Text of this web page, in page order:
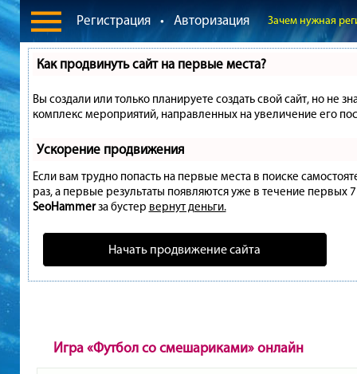
Регистрация • Авторизация Зачем нужная
Как продвинуть сайт на первые места?
Вы создали или только планируете создать свой сайт, но не
комплекс мероприятий, направленных на увеличение его
Ускорение продвижения
Если вам трудно попасть на первые места в поиске
раз, а первые результаты появляются уже в течение первых
SeoHammerза бустер вернут деньги.
Начать продвижение сайта
Игра «Футбол со смешариками» онлайн